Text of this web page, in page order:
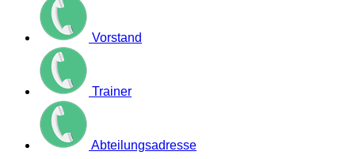
Vorstand
Trainer
Abteilungsadresse